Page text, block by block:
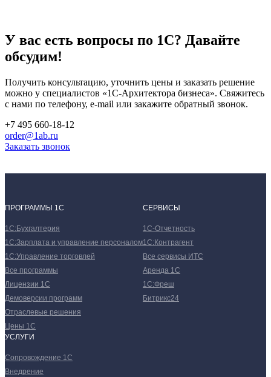
У вас есть вопросы по 1С? Давайте
обсудим!
Получить консультацию, уточнить цены и заказать решение
можно у специалистов «1С-Архитектора бизнеса». Свяжитесь
с нами по телефону, e-mail или закажите обратный звонок.
+7 495 660-18-12
order@1ab.ru
Заказать звонок
ПРОГРАММЫ 1С
1С:Бухгалтерия
1С:Зарплата и управление персоналом
1С:Управление торговлей
Все программы
Лицензии 1С
Демоверсии программ
Отраслевые решения
Цены 1С
СЕРВИСЫ
1С-Отчетность
1С:Контрагент
Все сервисы ИТС
Аренда 1С
1С:Фреш
Битрикс24
УСЛУГИ
Сопровождение 1С
Внедрение